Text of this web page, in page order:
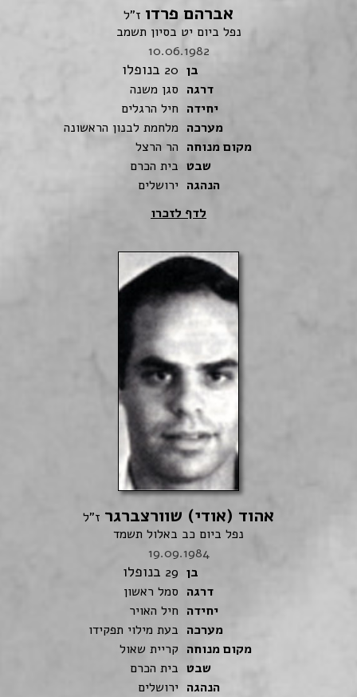
אברהם פרדו ז"ל
נפל ביום יט בסיון תשמב
10.06.1982
בן 20 בנופלו
דרגה סגן משנה
יחידה חיל הרגלים
מערכה מלחמת לבנון הראשונה
מקום מנוחה הר הרצל
שבט בית הכרם
הנהגה ירושלים
לדף לזכרו
אהוד (אודי) שוורצברגר ז"ל
נפל ביום כב באלול תשמד
19.09.1984
בן 29 בנופלו
דרגה סמל ראשון
יחידה חיל האויר
מערכה בעת מילוי תפקידו
מקום מנוחה קריית שאול
שבט בית הכרם
הנהגה ירושלים